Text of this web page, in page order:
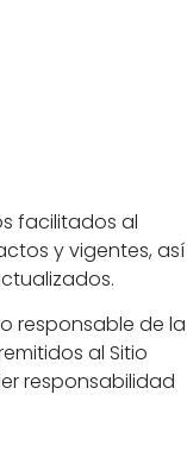
facilitados al
y vigentes, así
responsable de la
al Sitio
responsabilidad